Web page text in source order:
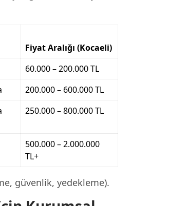
Fiyat Aralığı (Kocaeli)
60.000 – 200.000 TL
200.000 – 600.000 TL
250.000 – 800.000 TL
500.000 – 2.000.000
TL+
güvenlik, yedekleme).